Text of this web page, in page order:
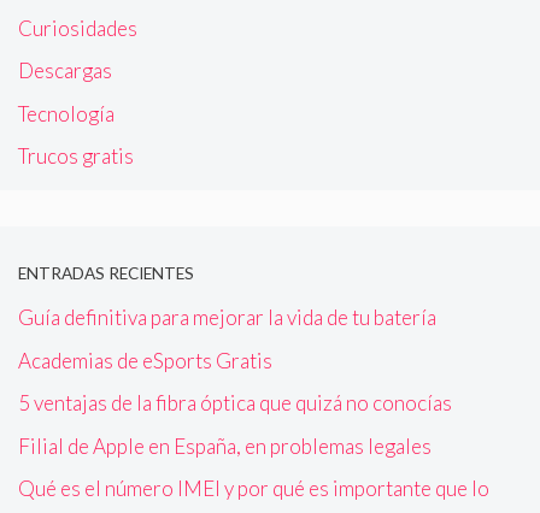
Curiosidades
Descargas
Tecnología
Trucos gratis
ENTRADAS RECIENTES
Guía definitiva para mejorar la vida de tu batería
Academias de eSports Gratis
5 ventajas de la fibra óptica que quizá no conocías
Filial de Apple en España, en problemas legales
Qué es el número IMEI y por qué es importante que lo